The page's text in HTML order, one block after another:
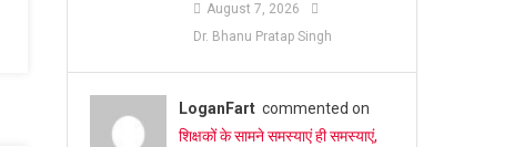
August 7, 2026
Dr. Bhanu Pratap Singh
LoganFartcommented on
शिक्षकों के सामने समस्याएं ही समस्याएं,